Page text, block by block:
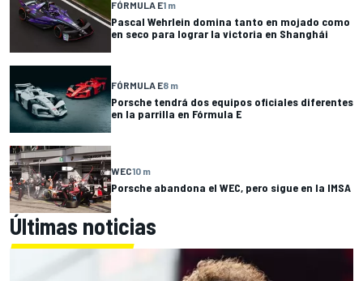
FÓRMULA E1 m
Pascal Wehrlein domina tanto en mojado como
en seco para lograr la victoria en Shanghái
FÓRMULA E8 m
Porsche tendrá dos equipos oficiales diferentes
en la parrilla en Fórmula E
WEC10 m
Porsche abandona el WEC, pero sigue en la IMSA
Últimas noticias